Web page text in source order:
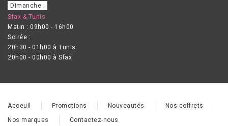
Dimanche :
Sfax & Tunis
Matin : 09h00 - 16h00
Soirée :
20h30 - 01h00 à Tunis
20h00 - 00h00 à Sfax
Acceuil Promotions Nouveautés
Nos coffrets
Nos marques
Contactez-nous